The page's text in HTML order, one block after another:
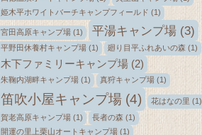
姫木平ホワイトバーチキャンプフィールド (1)
宮田高原キャンプ場 (1) 平湯キャンプ場 (3)
平野田休養村キャンプ場 (1) 廻り目平ふれあいの森 (1)
木下ファミリーキャンプ場 (2)
朱鞠内湖畔キャンプ場 (1) 真狩キャンプ場 (1)
笛吹小屋キャンプ場 (4) 花はなの里 (1)
賀老高原キャンプ場 (1) 長者の森 (1)
開運の里上栗山オートキャンプ場 (1)